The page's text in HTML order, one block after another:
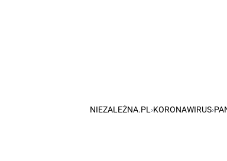
NIEZALEŻNA.PL ›KORONAWIRUS›